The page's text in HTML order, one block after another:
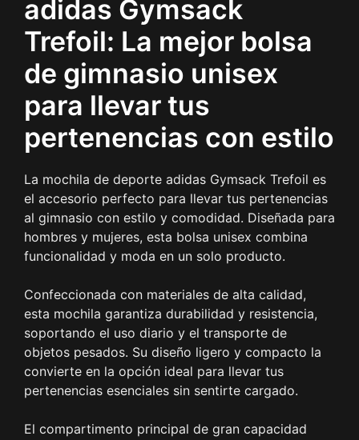
adidas Gymsack
Trefoil: La mejor bolsa
de gimnasio unisex
para llevar tus
pertenencias con estilo
La mochila de deporte adidas Gymsack Trefoil es
el accesorio perfecto para llevar tus pertenencias
al gimnasio con estilo y comodidad. Diseñada para
hombres y mujeres, esta bolsa unisex combina
funcionalidad y moda en un solo producto.
Confeccionada con materiales de alta calidad,
esta mochila garantiza durabilidad y resistencia,
soportando el uso diario y el transporte de
objetos pesados. Su diseño ligero y compacto la
convierte en la opción ideal para llevar tus
pertenencias esenciales sin sentirte cargado.
El compartimento principal de gran capacidad